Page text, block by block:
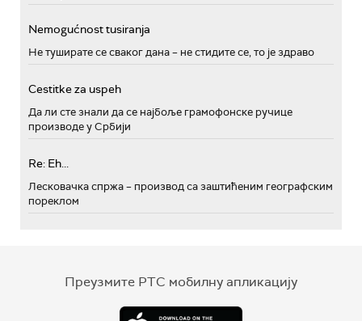
Nemogućnost tusiranja
Не туширате се сваког дана – не стидите се, то је здраво
Cestitke za uspeh
Да ли сте знали да се најбоље грамофонске ручице
производе у Србији
Re: Eh...
Лесковачка спржа – производ са заштићеним географским
пореклом
Преузмите РТС мобилну апликацију